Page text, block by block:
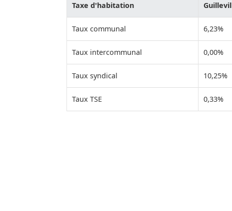
Taxe d'habitation
Taux communal 6,23%
Taux intercommunal 0,00%
Taux syndical 10,25%
Taux TSE 0,33%